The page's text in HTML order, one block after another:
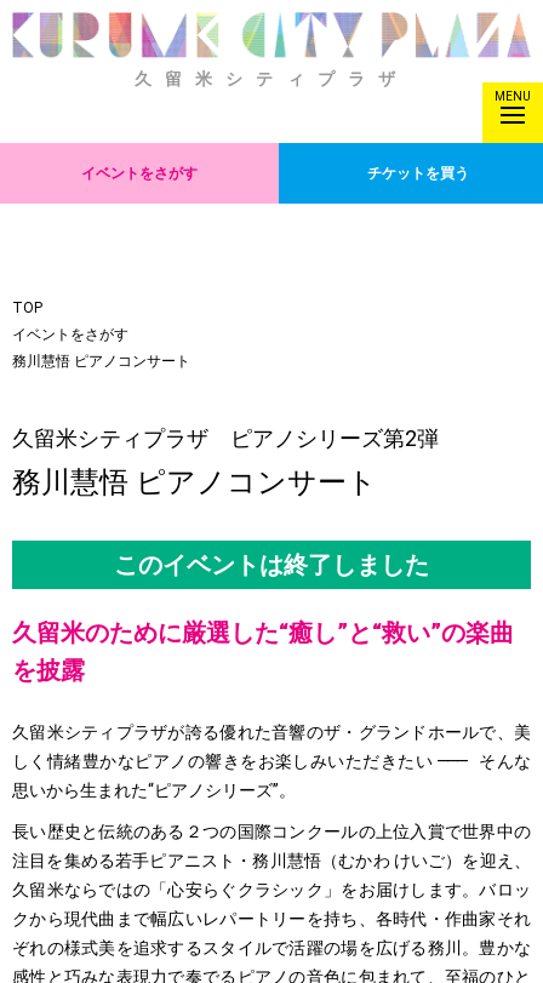
久留米シティプラザ
MENU
イベントをさがす チケットを買う
TOP
イベントをさがす
務川慧悟 ピアノコンサート
久留米シティプラザ ピアノシリーズ第2弾
務川慧悟 ピアノコンサート
このイベントは終了しました
久留米のために厳選した“癒し”と“救い”の楽曲
を披露
久留米シティプラザが誇る優れた音響のザ・グランドホールで、美
しく情緒豊かなピアノの響きをお楽しみいただきたい ―――
そんな
思いから生まれた“ピアノシリーズ”。
長い歴史と伝統のある２つの国際コンクールの上位入賞で世界中の
注目を集める若手ピアニスト・務川慧悟（むかわ けいご）を迎え、
久留米ならではの「心安らぐクラシック」をお届けします。バロッ
クから現代曲まで幅広いレパートリーを持ち、各時代・作曲家それ
ぞれの様式美を追求するスタイルで活躍の場を広げる務川。豊かな
感性と巧みな表現力で奏でるピアノの音色に包まれて、至福のひと